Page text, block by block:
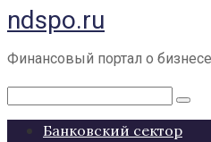
Перейти
к
контенту
ndspo.ru
Финансовый портал о
Поиск:
Банковский сектор